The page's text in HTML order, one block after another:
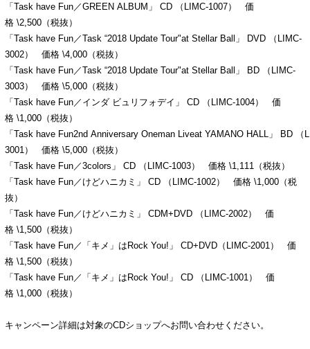
「Task have Fun／GREEN ALBUM」 CD （LIMC-1007） 価
格 \2,500（税抜）
「Task have Fun／Task “2018 Update Tour"at Stellar Ball」 DVD （LIMC-
3002） 価格 \4,000（税抜）
「Task have Fun／Task “2018 Update Tour"at Stellar Ball」 BD （LIMC-
3003） 価格 \5,000（税抜）
「Task have Fun／インダ ビュリフォデイ」 CD （LIMC-1004） 価
格 \1,000（税抜）
「Task have Fun2nd Anniversary Oneman Liveat YAMANO HALL」 BD （
3001） 価格 \5,000（税抜）
「Task have Fun／3colors」 CD （LIMC-1003） 価格 \1,111（税抜）
「Task have Fun／けどハニカミ」 CD （LIMC-1002） 価格 \1,000（税
抜）
「Task have Fun／けどハニカミ」 CDM+DVD （LIMC-2002） 価
格 \1,500（税抜）
「Task have Fun／「キメ」はRock You!」 CD+DVD（LIMC-2001） 価
格 \1,500（税抜）
「Task have Fun／「キメ」はRock You!」 CD （LIMC-1001） 価
格 \1,000（税抜）
キャンペーン詳細は対象のCDショップへお問い合わせください。